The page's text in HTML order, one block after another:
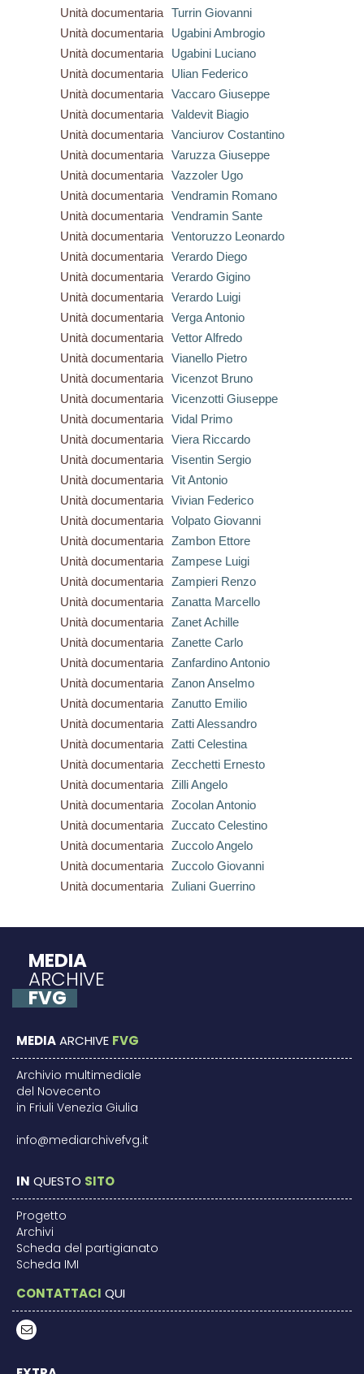
Unità documentaria
Turrin Giovanni
Unità documentaria
Ugabini Ambrogio
Unità documentaria
Ugabini Luciano
Unità documentaria
Ulian Federico
Unità documentaria
Vaccaro Giuseppe
Unità documentaria
Valdevit Biagio
Unità documentaria
Vanciurov Costantino
Unità documentaria
Varuzza Giuseppe
Unità documentaria
Vazzoler Ugo
Unità documentaria
Vendramin Romano
Unità documentaria
Vendramin Sante
Unità documentaria
Ventoruzzo Leonardo
Unità documentaria
Verardo Diego
Unità documentaria
Verardo Gigino
Unità documentaria
Verardo Luigi
Unità documentaria
Verga Antonio
Unità documentaria
Vettor Alfredo
Unità documentaria
Vianello Pietro
Unità documentaria
Vicenzot Bruno
Unità documentaria
Vicenzotti Giuseppe
Unità documentaria
Vidal Primo
Unità documentaria
Viera Riccardo
Unità documentaria
Visentin Sergio
Unità documentaria
Vit Antonio
Unità documentaria
Vivian Federico
Unità documentaria
Volpato Giovanni
Unità documentaria
Zambon Ettore
Unità documentaria
Zampese Luigi
Unità documentaria
Zampieri Renzo
Unità documentaria
Zanatta Marcello
Unità documentaria
Zanet Achille
Unità documentaria
Zanette Carlo
Unità documentaria
Zanfardino Antonio
Unità documentaria
Zanon Anselmo
Unità documentaria
Zanutto Emilio
Unità documentaria
Zatti Alessandro
Unità documentaria
Zatti Celestina
Unità documentaria
Zecchetti Ernesto
Unità documentaria
Zilli Angelo
Unità documentaria
Zocolan Antonio
Unità documentaria
Zuccato Celestino
Unità documentaria
Zuccolo Angelo
Unità documentaria
Zuccolo Giovanni
Unità documentaria
Zuliani Guerrino
MEDIA
ARCHIVE
FVG
MEDIAARCHIVE FVG
Archivio multimediale
del Novecento
in Friuli Venezia Giulia
info@mediarchivefvg.it
IN QUESTO SITO
Progetto
Archivi
Scheda del partigianato
Scheda IMI
CONTATTACI QUI